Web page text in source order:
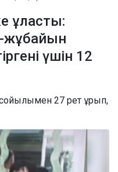
ұласты:
жұбайын
үшін 12
27 рет ұрып,